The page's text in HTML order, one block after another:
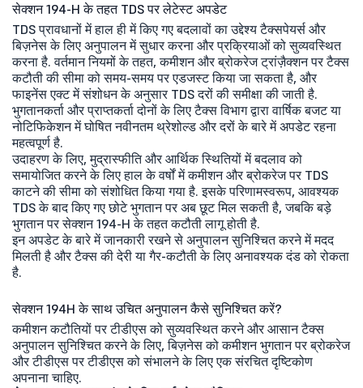
सेक्शन 194-H के तहत TDS पर लेटेस्ट अपडेट
TDS प्रावधानों में हाल ही में किए गए बदलावों का उद्देश्य टैक्सपेयर्स और
बिज़नेस के लिए अनुपालन में सुधार करना और प्रक्रियाओं को सुव्यवस्थित
करना है. वर्तमान नियमों के तहत, कमीशन और ब्रोकरेज ट्रांज़ैक्शन पर टैक्स
कटौती की सीमा को समय-समय पर एडजस्ट किया जा सकता है, और
फाइनेंस एक्ट में संशोधन के अनुसार TDS दरों की समीक्षा की जाती है.
भुगतानकर्ता और प्राप्तकर्ता दोनों के लिए टैक्स विभाग द्वारा वार्षिक बजट या
नोटिफिकेशन में घोषित नवीनतम थ्रेशोल्ड और दरों के बारे में अपडेट रहना
महत्वपूर्ण है.
उदाहरण के लिए, मुद्रास्फीति और आर्थिक स्थितियों में बदलाव को
समायोजित करने के लिए हाल के वर्षों में कमीशन और ब्रोकरेज पर TDS
काटने की सीमा को संशोधित किया गया है. इसके परिणामस्वरूप, आवश्यक
TDS के बाद किए गए छोटे भुगतान पर अब छूट मिल सकती है, जबकि बड़े
भुगतान पर सेक्शन 194-H के तहत कटौती लागू होती है.
इन अपडेट के बारे में जानकारी रखने से अनुपालन सुनिश्चित करने में मदद
मिलती है और टैक्स की देरी या गैर-कटौती के लिए अनावश्यक दंड को रोकता
है.
सेक्शन 194H के साथ उचित अनुपालन कैसे सुनिश्चित करें?
कमीशन कटौतियों पर टीडीएस को सुव्यवस्थित करने और आसान टैक्स
अनुपालन सुनिश्चित करने के लिए, बिज़नेस को कमीशन भुगतान पर ब्रोकरेज
और टीडीएस पर टीडीएस को संभालने के लिए एक संरचित दृष्टिकोण
अपनाना चाहिए.